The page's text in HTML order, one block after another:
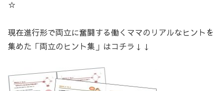
☆
現在進行形で両立に奮闘する働くママのリアルなヒントを
集めた「両立のヒント集」はコチラ↓↓